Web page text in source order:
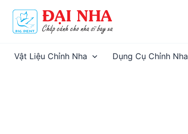
Vật Liệu Chỉnh Nha Dụng Cụ Chỉnh Nha